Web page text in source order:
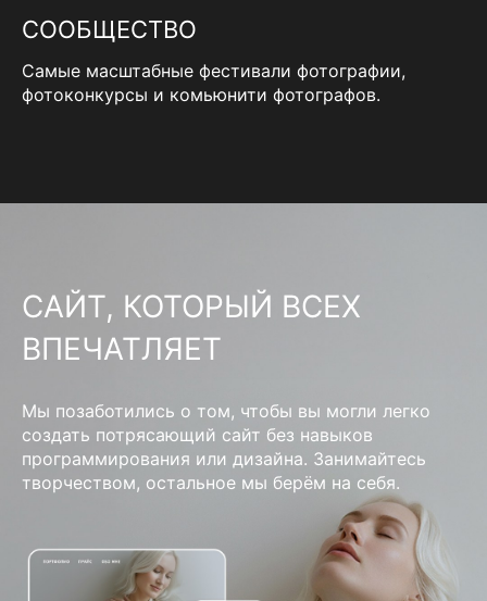
СООБЩЕСТВО
Самые масштабные фестивали фотографии,
фотоконкурсы и комьюнити фотографов.
САЙТ, КОТОРЫЙ ВСЕХ
ВПЕЧАТЛЯЕТ
Мы позаботились о том, чтобы вы могли легко
создать потрясающий сайт без навыков
программирования или дизайна. Занимайтесь
творчеством, остальное мы берём на себя.